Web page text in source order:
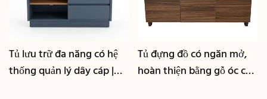
Tủ lưu trữ đa năng có hệ
thống quản lý dây cáp |
Tủ đựng đồ có ngăn mở,
hoàn thiện bằng gỗ óc chó